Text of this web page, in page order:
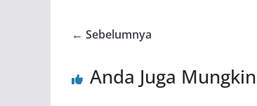
← Sebelumnya
Anda Juga